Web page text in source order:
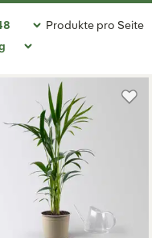
Produkte pro Seite